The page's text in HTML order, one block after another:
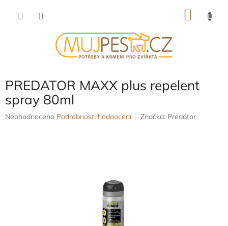
PREDATOR MAXX plus repelent
spray 80ml
Průměrné
Neohodnoceno Podrobnosti hodnocení Značka: Predátor